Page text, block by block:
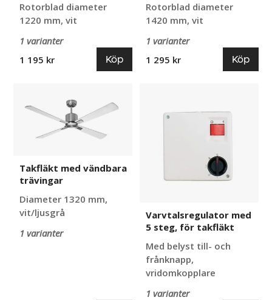
Rotorblad diameter
1220 mm, vit
1 varianter
1 195 kr
Köp
Rotorblad diameter
1420 mm, vit
1 varianter
1 295 kr
Köp
med
vändbara
trävingar
Takfläkt med vändbara
trävingar
Diameter 1320 mm,
vit/ljusgrå
1 varianter
Varvtalsregulator med
5 steg, för takfläkt
Med belyst till- och
frånknapp,
vridomkopplare
1 varianter